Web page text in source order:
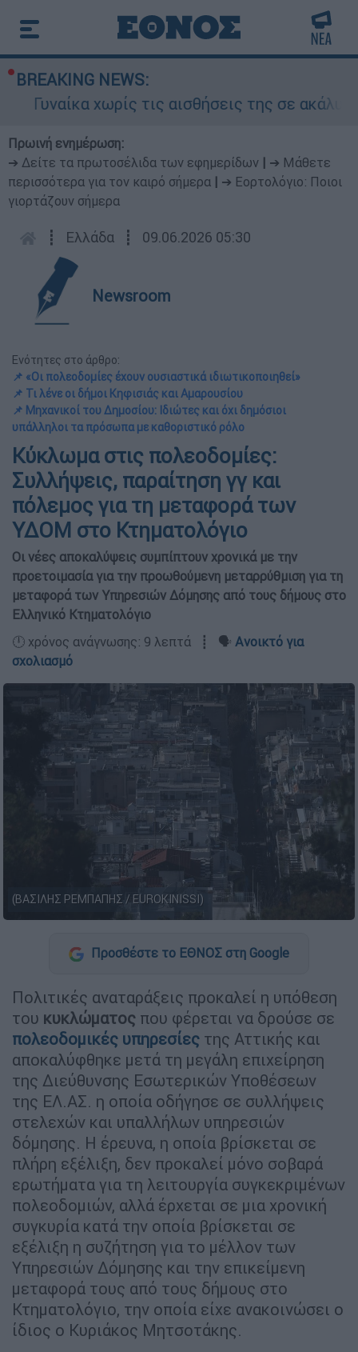
BREAKING NEWS:
χωρίς τις αισθήσεις της σε ακάλυπτο
Πρωινή ενημέρωση:
➔ Δείτε τα πρωτοσέλιδα των εφημερίδων
➔ Μάθετε
περισσότερα για τον καιρό σήμερα
➔ Εορτολόγιο: Ποιοι
γιορτάζουν σήμερα
┋ Ελλάδα ┋ 09.06.2026 05:30
Newsroom
Ενότητες στο άρθρο:
📌 «Οι πολεοδομίες έχουν ουσιαστικά ιδιωτικοποιηθεί»
📌 Τι λένε οι δήμοι Κηφισιάς και Αμαρουσίου
📌 Μηχανικοί του Δημοσίου: Ιδιώτες και όχι δημόσιοι
υπάλληλοι τα πρόσωπα με καθοριστικό ρόλο
Κύκλωμα στις πολεοδομίες:
Συλλήψεις, παραίτηση γγ και
πόλεμος για τη μεταφορά των
ΥΔΟΜ στο Κτηματολόγιο
Οι νέες αποκαλύψεις συμπίπτουν χρονικά με την
προετοιμασία για την προωθούμενη μεταρρύθμιση για τη
μεταφορά των Υπηρεσιών Δόμησης από τους δήμους στο
Ελληνικό Κτηματολόγιο
🕛 χρόνος ανάγνωσης: 9 λεπτά ┋ 🗣️ Ανοικτό για
σχολιασμό
(ΒΑΣΙΛΗΣ ΡΕΜΠΑΠΗΣ / EUROKINISSI)
Προσθέστε το ΕΘΝΟΣ στη Google
Πολιτικές αναταράξεις προκαλεί η υπόθεση
του κυκλώματος που φέρεται να δρούσε σε
πολεοδομικές υπηρεσίες της Αττικής και
αποκαλύφθηκε μετά τη μεγάλη επιχείρηση
της Διεύθυνσης Εσωτερικών Υποθέσεων
της ΕΛ.ΑΣ. η οποία οδήγησε σε συλλήψεις
στελεχών και υπαλλήλων υπηρεσιών
δόμησης. Η έρευνα, η οποία βρίσκεται σε
πλήρη εξέλιξη, δεν προκαλεί μόνο σοβαρά
ερωτήματα για τη λειτουργία συγκεκριμένων
πολεοδομιών, αλλά έρχεται σε μια χρονική
συγκυρία κατά την οποία βρίσκεται σε
εξέλιξη η συζήτηση για το μέλλον των
Υπηρεσιών Δόμησης και την επικείμενη
μεταφορά τους από τους δήμους στο
Κτηματολόγιο, την οποία είχε ανακοινώσει ο
ίδιος ο Κυριάκος Μητσοτάκης.